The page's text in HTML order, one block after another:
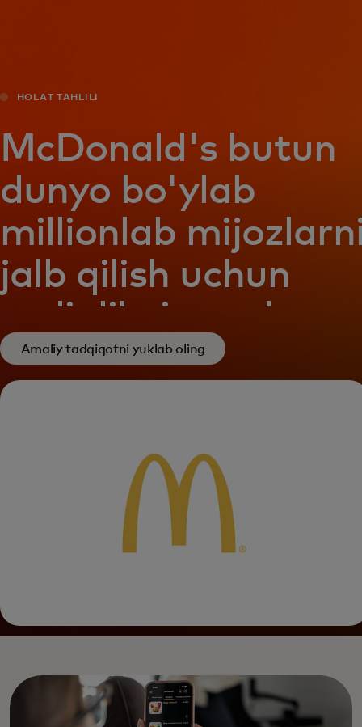
Butun dunyo uchun
Innovatorlar uchun
Yangiliklar va trendlar
HOLAT TAHLILI
McDonald's butun
dunyo bo'ylab
millionlab
jalb qilish uchun
sodiqlikni qanday
oshirdi
Amaliy tadqiqotni yuklab oling